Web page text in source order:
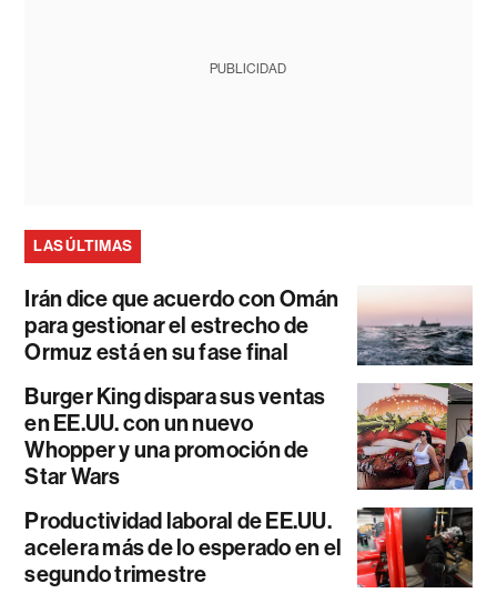
PUBLICIDAD
LAS ÚLTIMAS
Irán dice que acuerdo con Omán
para gestionar el estrecho de
Ormuz está en su fase final
Burger King dispara sus ventas
en EE.UU. con un nuevo
Whopper y una promoción de
Star Wars
Productividad laboral de EE.UU.
acelera más de lo esperado en el
segundo trimestre